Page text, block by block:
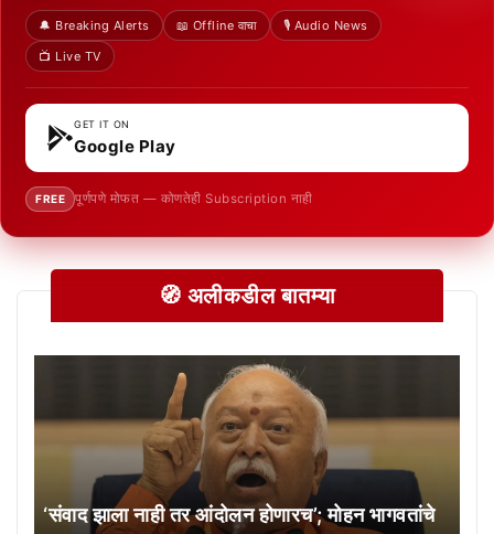
🔔 Breaking Alerts 📖 Offline वाचा
🎙️ Audio News
📺 Live TV
GET IT ON
Google Play
FREE पूर्णपणे मोफत — कोणतेही Subscription नाही
🧭 अलीकडील बातम्या
‘संवाद झाला नाही तर आंदोलन होणारच’; मोहन भागवतांचे